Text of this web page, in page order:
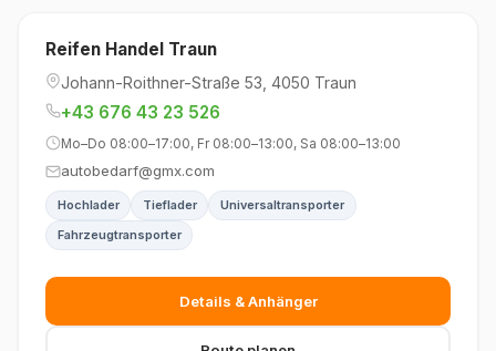
Reifen Handel Traun
Johann-Roithner-Straße 53, 4050 Traun
+43 676 43 23 526
Mo–Do 08:00–17:00, Fr 08:00–13:00, Sa 08:00–13:00
autobedarf@gmx.com
Hochlader Tieflader
Universaltransporter
Fahrzeugtransporter
Details & Anhänger